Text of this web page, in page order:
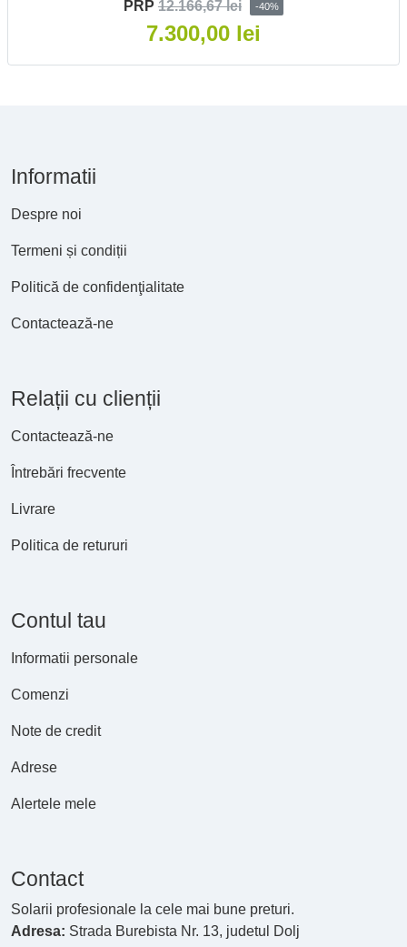
PRP 12.166,67 lei -40%
7.300,00 lei
Informatii
Despre noi
Termeni și condiții
Politică de confidenţialitate
Contactează-ne
Relații cu clienții
Contactează-ne
Întrebări frecvente
Livrare
Politica de retururi
Contul tau
Informatii personale
Comenzi
Note de credit
Adrese
Alertele mele
Contact
Solarii profesionale la cele mai bune preturi.
Adresa: Strada Burebista Nr. 13, judetul Dolj